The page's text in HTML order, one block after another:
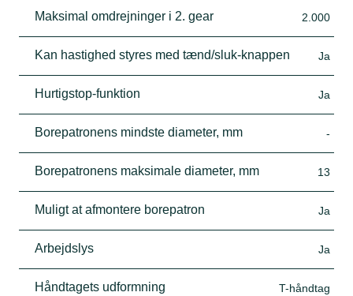
Maksimal omdrejninger i 2. gear 2.000
Kan hastighed styres med tænd/sluk-knappen Ja
Hurtigstop-funktion Ja
Borepatronens mindste diameter, mm -
Borepatronens maksimale diameter, mm 13
Muligt at afmontere borepatron Ja
Arbejdslys Ja
Håndtagets udformning T-håndtag